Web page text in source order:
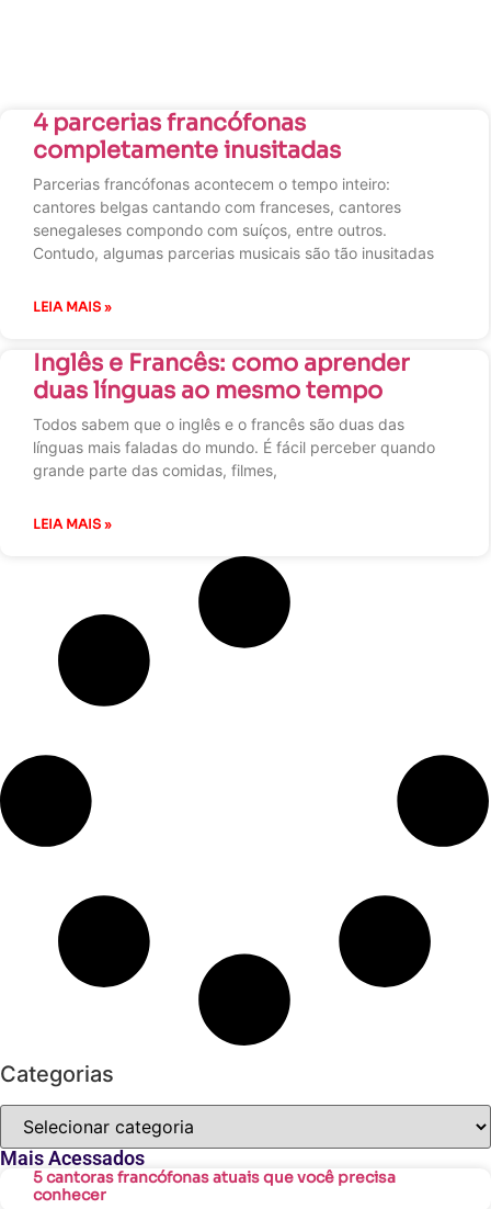
4 parcerias francófonas
completamente inusitadas
Parcerias francófonas acontecem o tempo inteiro:
cantores belgas cantando com franceses, cantores
senegaleses compondo com suíços, entre outros.
Contudo, algumas parcerias musicais são tão inusitadas
LEIA MAIS »
Inglês e Francês: como aprender
duas línguas ao mesmo tempo
Todos sabem que o inglês e o francês são duas das
línguas mais faladas do mundo. É fácil perceber quando
grande parte das comidas, filmes,
LEIA MAIS »
Categorias
Mais Acessados
5 cantoras francófonas atuais que você precisa
conhecer